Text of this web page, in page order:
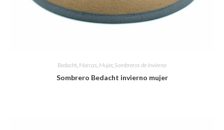
Bedacht, Marcas, Mujer, Sombreros de Invierno
Sombrero Bedacht invierno mujer